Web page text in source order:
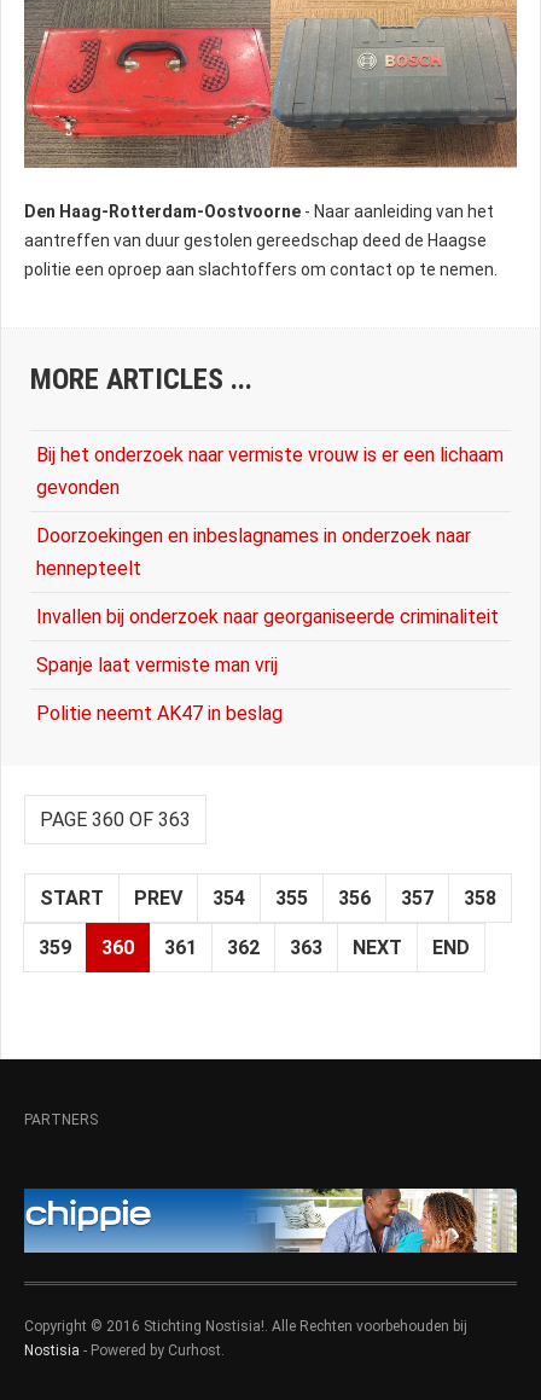
Den Haag-Rotterdam-Oostvoorne - Naar aanleiding van het
aantreffen van duur gestolen gereedschap deed de Haagse
politie een oproep aan slachtoffers om contact op te nemen.
MORE ARTICLES ...
Bij het onderzoek naar vermiste vrouw is er een lichaam
gevonden
Doorzoekingen en inbeslagnames in onderzoek naar
hennepteelt
Invallen bij onderzoek naar georganiseerde criminaliteit
Spanje laat vermiste man vrij
Politie neemt AK47 in beslag
PAGE 360 OF 363
START PREV 354 355 356 357 358
359 360 361 362 363 NEXT END
PARTNERS
Copyright © 2016 Stichting Nostisia!. Alle Rechten voorbehouden bij
Nostisia - Powered by Curhost.